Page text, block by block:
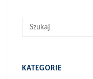
KATEGORIE